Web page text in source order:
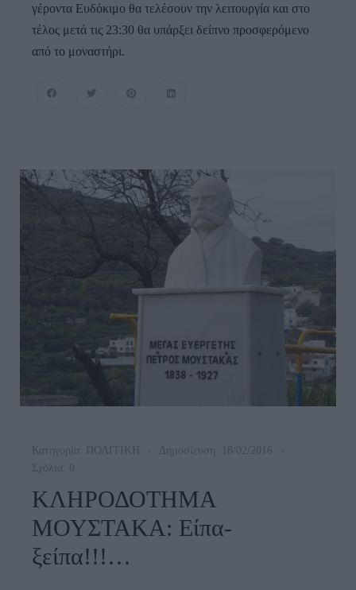
γέροντα Ευδόκιμο θα τελέσουν την λειτουργία και στο
τέλος μετά τις 23:30 θα υπάρξει δείπνο προσφερόμενο
από το μοναστήρι.
Κατηγορία: ΠΟΛΙΤΙΚΗ
Δημοσίευση: 18/02/2016
Σχόλια: 0
ΚΛΗΡΟΔΟΤΗΜΑ
ΜΟΥΣΤΑΚΑ: Είπα-
ξείπα!!!…